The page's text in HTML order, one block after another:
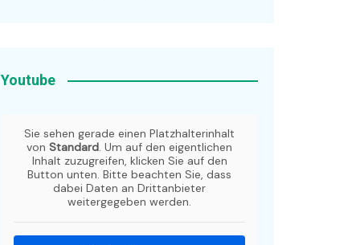
Youtube
Sie sehen gerade einen Platzhalterinhalt
von Standard. Um auf den eigentlichen
Inhalt zuzugreifen, klicken Sie auf den
Button unten. Bitte beachten Sie, dass
dabei Daten an Drittanbieter
weitergegeben werden.